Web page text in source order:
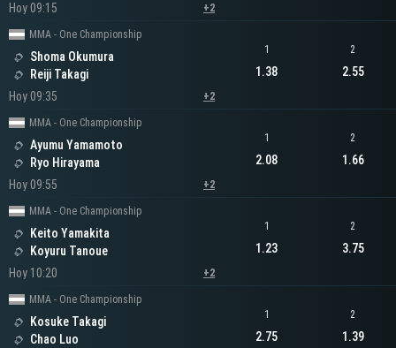
Hoy 09:15
+2
MMA - One Championship
Shoma Okumura
Reiji Takagi
Hoy 09:35
+2
1
1.38
2
2.55
MMA - One Championship
Ayumu Yamamoto
Ryo Hirayama
Hoy 09:55
+2
1
2.08
2
1.66
MMA - One Championship
Keito Yamakita
Koyuru Tanoue
Hoy 10:20
+2
1
1.23
2
3.75
MMA - One Championship
Kosuke Takagi
Chao Luo
1
2.75
2
1.39